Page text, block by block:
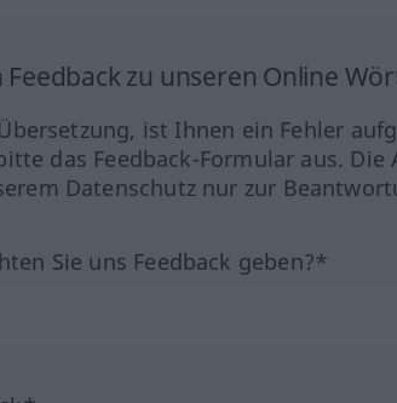
Feedback zu unseren Online
ist Ihnen ein Fehler
das Feedback-Formular aus.
Datenschutz nur zur
Sie uns Feedback geben?*